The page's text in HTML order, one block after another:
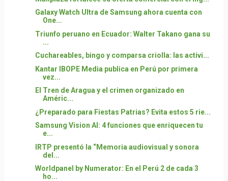
Galaxy Watch Ultra de Samsung ahora cuenta con
One...
Triunfo peruano en Ecuador: Walter Takano gana su
...
Cuchareables, bingo y comparsa criolla: las activi...
Kantar IBOPE Media publica en Perú por primera
vez...
El Tren de Aragua y el crimen organizado en
Améric...
¿Preparado para Fiestas Patrias? Evita estos 5 rie...
Samsung Vision AI: 4 funciones que enriquecen tu
e...
IRTP presentó la “Memoria audiovisual y sonora
del...
Worldpanel by Numerator: En el Perú 2 de cada 3
ho...